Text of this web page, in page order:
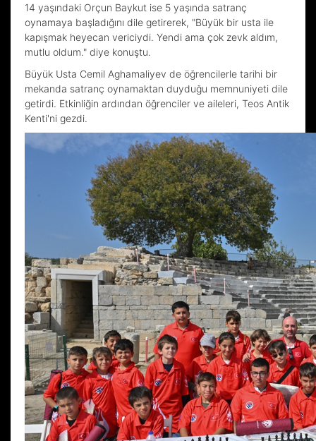
14 yaşındaki Orçun Baykut ise 5 yaşında satranç
oynamaya başladığını dile getirerek, "Büyük bir usta ile
kapışmak heyecan vericiydi. Yendi ama çok zevk aldım,
mutlu oldum." diye konuştu.
Büyük Usta Cemil Aghamaliyev de öğrencilerle tarihi bir
mekanda satranç oynamaktan duyduğu memnuniyeti dile
getirdi. Etkinliğin ardından öğrenciler ve aileleri, Teos Antik
Kenti'ni gezdi.